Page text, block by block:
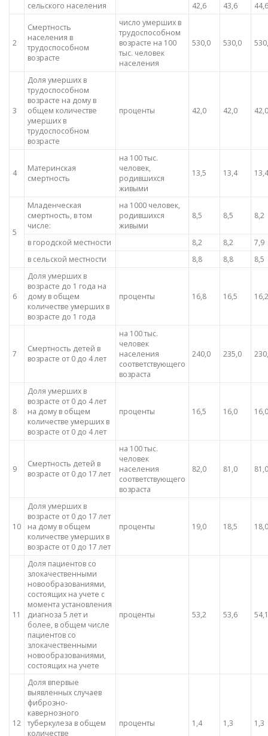
сельского населения
42,6 43,6 44,6
2
Смертность
населения в
трудоспособном
возрасте
число умерших в
трудоспособном
возрасте на 100
тыс. человек
населения
530,0 530,0
3
Доля умерших в
трудоспособном
возрасте на дому в
общем количестве
умерших в
трудоспособном
возрасте
проценты 42,0 42,0 42,0
4
Материнская
смертность
на 100 тыс.
человек,
родившихся
живыми
13,5 13,4 13,4
5
Младенческая
смертность, в том
числе:
на 1000 человек,
родившихся
живыми
8,5 8,5 8,2
в городской местности 8,2 8,2
7,9
в сельской местности
8,8 8,8 8,5
6
Доля умерших в
возрасте до 1 года на
дому в общем
количестве умерших в
возрасте до 1 года
проценты 16,8 16,5 16,2
7
Смертность детей в
возрасте от 0 до 4 лет
на 100 тыс.
человек
населения
соответствующего
возраста
240,0 235,0
8
Доля умерших в
возрасте от 0 до 4 лет
на дому в общем
количестве умерших в
возрасте от 0 до 4 лет
проценты 16,5 16,0 16,0
9
Смертность детей в
возрасте от 0 до 17 лет
на 100 тыс.
человек
населения
соответствующего
возраста
82,0 81,0 81,0
10
Доля умерших в
возрасте от 0 до 17 лет
на дому в общем
количестве умерших в
возрасте от 0 до 17 лет
проценты 19,0 18,5 18,0
11
Доля пациентов со
злокачественными
новообразованиями,
состоящих на учете с
момента установления
диагноза 5 лет и
более, в общем числе
пациентов со
злокачественными
новообразованиями,
состоящих на учете
проценты 53,2 53,6 54,1
12
Доля впервые
выявленных случаев
фиброзно-
кавернозного
туберкулеза в общем
количестве
проценты 1,4 1,3 1,3